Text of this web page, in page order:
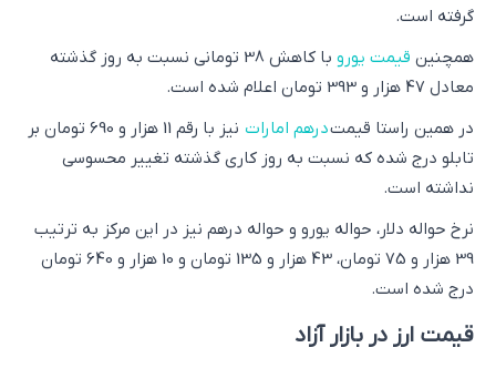
گرفته است.
همچنین قیمت یورو
با کاهش 38 تومانی نسبت به روز گذشته
معادل 47 هزار و 393 تومان اعلام شده است.
در همین راستا قیمتدرهم امارات
نیز با رقم 11 هزار و 690 تومان بر
تابلو درج شده که نسبت به روز کاری گذشته تغییر محسوسی
نداشته است.
نرخ حواله دلار، حواله یورو و حواله درهم نیز در این مرکز به ترتیب
39 هزار و 75 تومان، 43 هزار و 135 تومان و 10 هزار و 640 تومان
درج شده است.
قیمت ارز در بازار آزاد